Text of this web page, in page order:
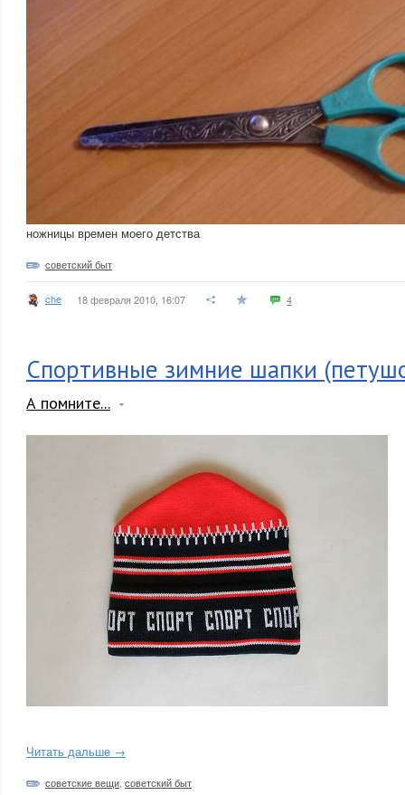
ножницы времен моего детства
советский быт
che 18 февраля 2010, 16:07 4
Спортивные зимние шапки
А помните...
Читать дальше →
советские вещи советский быт